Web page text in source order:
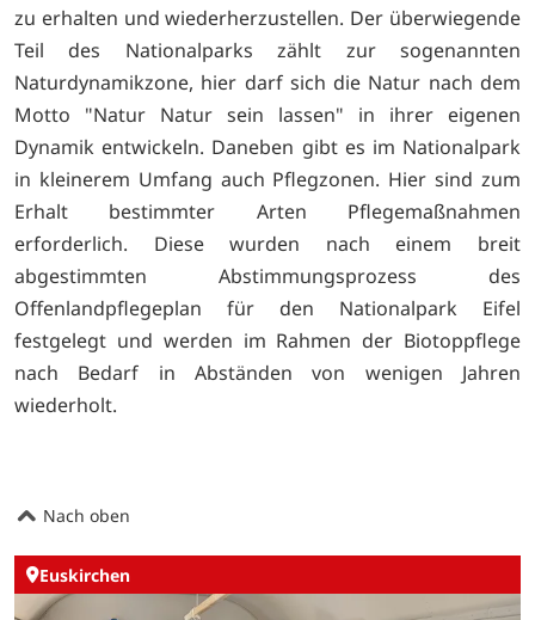
zu erhalten und wiederherzustellen. Der überwiegende
Teil des Nationalparks zählt zur sogenannten
Naturdynamikzone, hier darf sich die Natur nach dem
Motto "Natur Natur sein lassen" in ihrer eigenen
Dynamik entwickeln. Daneben gibt es im Nationalpark
in kleinerem Umfang auch Pflegzonen. Hier sind zum
Erhalt bestimmter Arten Pflegemaßnahmen
erforderlich. Diese wurden nach einem breit
abgestimmten Abstimmungsprozess des
Offenlandpflegeplan für den Nationalpark Eifel
festgelegt und werden im Rahmen der Biotoppflege
nach Bedarf in Abständen von wenigen Jahren
wiederholt.
Nach oben
Euskirchen